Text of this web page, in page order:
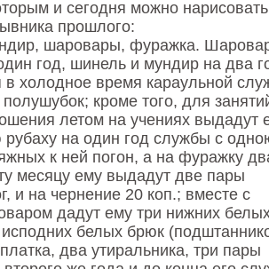
и сегодня можно нарисовать
прошлого:
шаровары, фуражка.
год, шинель и мундир на два
холодное время караульной
кроме того, для
летом на учениях выдадут
на один год службы с
к ней погон, а на фуражку
месяцу ему выдадут две пары
и на чернение 20 коп.; вместе с
дадут ему три нижних
исподних белых брюк
два утиральника, три пары